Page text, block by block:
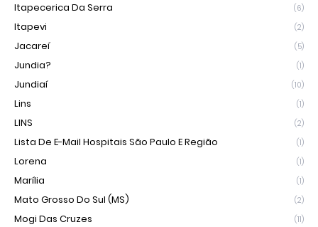
Itapecerica Da Serra (6)
Itapevi (2)
Jacareí (5)
Jundia? (1)
Jundiaí (10)
Lins (1)
LINS (2)
Lista De E-Mail Hospitais São Paulo E Região (1)
Lorena (1)
Marília (1)
Mato Grosso Do Sul (MS) (2)
Mogi Das Cruzes (11)